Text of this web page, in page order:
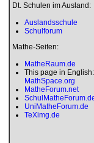
Dt. Schulen im Ausland:
Auslandsschule
Schulforum
Mathe-Seiten:
MatheRaum.de
This page in English:
MathSpace.org
MatheForum.net
UniMatheForum.de
TeXimg.de